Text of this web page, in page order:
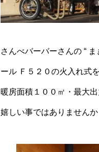
さんべバーバーさんの “
ール Ｆ５２０の火入れ式
暖房面積１００㎡・最大
嬉しい事ではありませんか